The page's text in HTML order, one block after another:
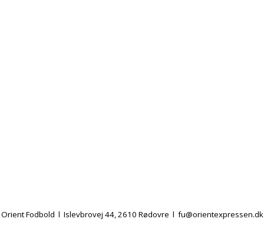
Orient Fodbold l Islevbrovej 44, 2610 Rødovre l fu@orientexpressen.dk